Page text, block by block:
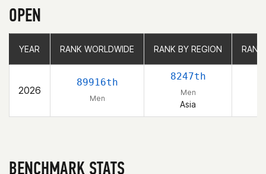
OPEN
YEAR RANK WORLDWIDE RANK BY REGION
2026
89916th
Men
8247th
Men
Asia
YEAR RANK WORLDWIDE RANK BY REGION
BENCHMARK STATS